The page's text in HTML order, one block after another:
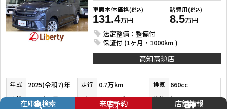
車両本体価格(税込)
131.4万円
諸費用(税込)
8.5万円
法定整備：整備付
保証付 (1ヶ月・1000km )
高知高須店
年式 2025(令和7)年 走行 0.7万km 排気 660cc
車検 2028年6月 色 クロムグレーメタリック 修復 無
在庫車検索 来店予約 店舗情報